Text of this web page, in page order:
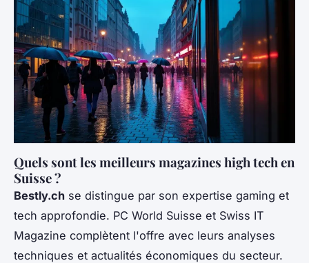
Quels sont les meilleurs magazines high tech en
Suisse ?
Bestly.ch se distingue par son expertise gaming et
tech approfondie. PC World Suisse et Swiss IT
Magazine complètent l'offre avec leurs analyses
techniques et actualités économiques du secteur.